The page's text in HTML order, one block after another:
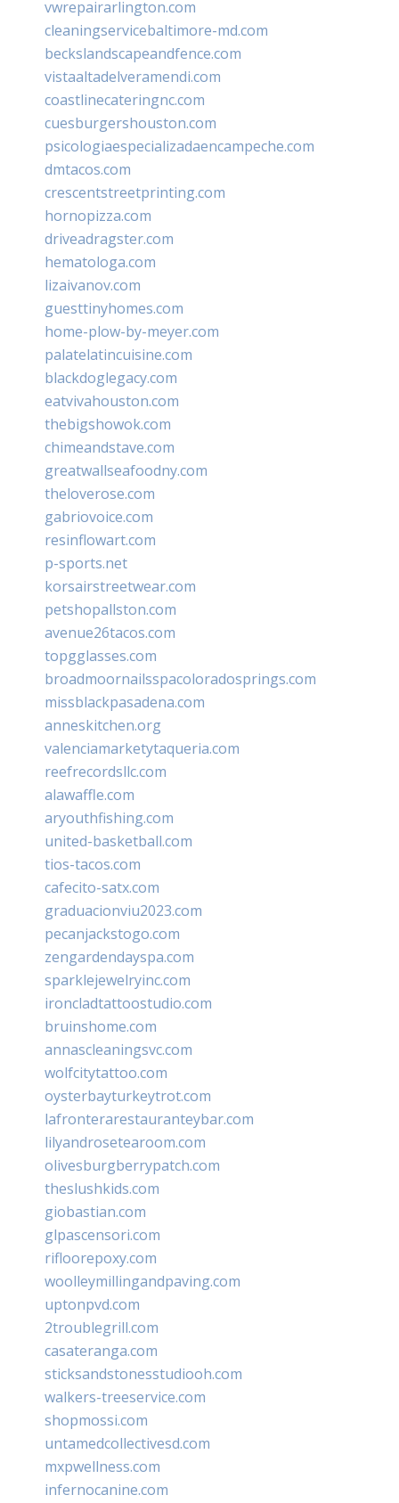
vwrepairarlington.com
cleaningservicebaltimore-md.com
beckslandscapeandfence.com
vistaaltadelveramendi.com
coastlinecateringnc.com
cuesburgershouston.com
psicologiaespecializadaencampeche.com
dmtacos.com
crescentstreetprinting.com
hornopizza.com
driveadragster.com
hematologa.com
lizaivanov.com
guesttinyhomes.com
home-plow-by-meyer.com
palatelatincuisine.com
blackdoglegacy.com
eatvivahouston.com
thebigshowok.com
chimeandstave.com
greatwallseafoodny.com
theloverose.com
gabriovoice.com
resinflowart.com
p-sports.net
korsairstreetwear.com
petshopallston.com
avenue26tacos.com
topgglasses.com
broadmoornailsspacoloradosprings.com
missblackpasadena.com
anneskitchen.org
valenciamarketytaqueria.com
reefrecordsllc.com
alawaffle.com
aryouthfishing.com
united-basketball.com
tios-tacos.com
cafecito-satx.com
graduacionviu2023.com
pecanjackstogo.com
zengardendayspa.com
sparklejewelryinc.com
ironcladtattoostudio.com
bruinshome.com
annascleaningsvc.com
wolfcitytattoo.com
oysterbayturkeytrot.com
lafronterarestauranteybar.com
lilyandrosetearoom.com
olivesburgberrypatch.com
theslushkids.com
giobastian.com
glpascensori.com
rifloorepoxy.com
woolleymillingandpaving.com
uptonpvd.com
2troublegrill.com
casateranga.com
sticksandstonesstudiooh.com
walkers-treeservice.com
shopmossi.com
untamedcollectivesd.com
mxpwellness.com
infernocanine.com